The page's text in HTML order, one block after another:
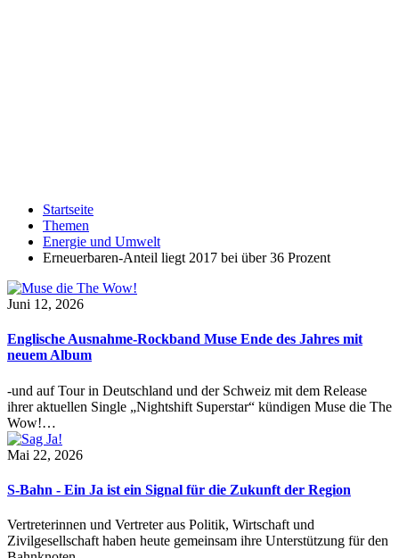
Startseite
Themen
Energie und Umwelt
Erneuerbaren-Anteil liegt 2017 bei über 36 Prozent
Juni 12, 2026
Englische Ausnahme-Rockband Muse Ende des Jahres mit
neuem Album
-und auf Tour in Deutschland und der Schweiz mit dem Release
ihrer aktuellen Single „Nightshift Superstar“ kündigen Muse die The
Wow!…
Mai 22, 2026
S-Bahn - Ein Ja ist ein Signal für die Zukunft der Region
Vertreterinnen und Vertreter aus Politik, Wirtschaft und
Zivilgesellschaft haben heute gemeinsam ihre Unterstützung für den